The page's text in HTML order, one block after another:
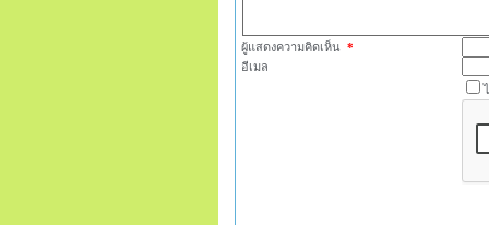
ผู้แสดงความคิดเห็น *
อีเมล